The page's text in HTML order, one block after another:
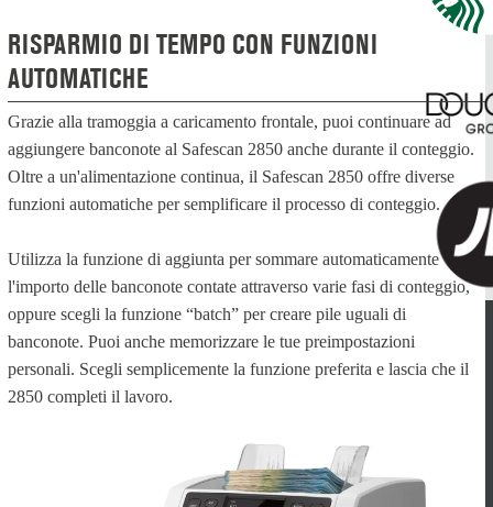
RISPARMIO DI TEMPO CON FUNZIONI
AUTOMATICHE
Grazie alla tramoggia a caricamento frontale, puoi continuare ad
aggiungere banconote al Safescan 2850 anche durante il conteggio.
Oltre a un'alimentazione continua, il Safescan 2850 offre diverse
funzioni automatiche per semplificare il processo di conteggio.
Utilizza la funzione di aggiunta per sommare automaticamente
l'importo delle banconote contate attraverso varie fasi di conteggio,
oppure scegli la funzione “batch” per creare pile uguali di
banconote. Puoi anche memorizzare le tue preimpostazioni
personali. Scegli semplicemente la funzione preferita e lascia che il
2850 completi il lavoro.